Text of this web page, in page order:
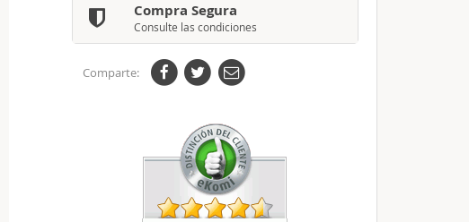
Compra Segura
Consulte las condiciones
Comparte: